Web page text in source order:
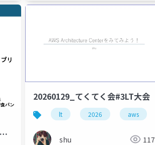
20260129_てくてく会#3LT大会
lt 2026 aws
shu 117